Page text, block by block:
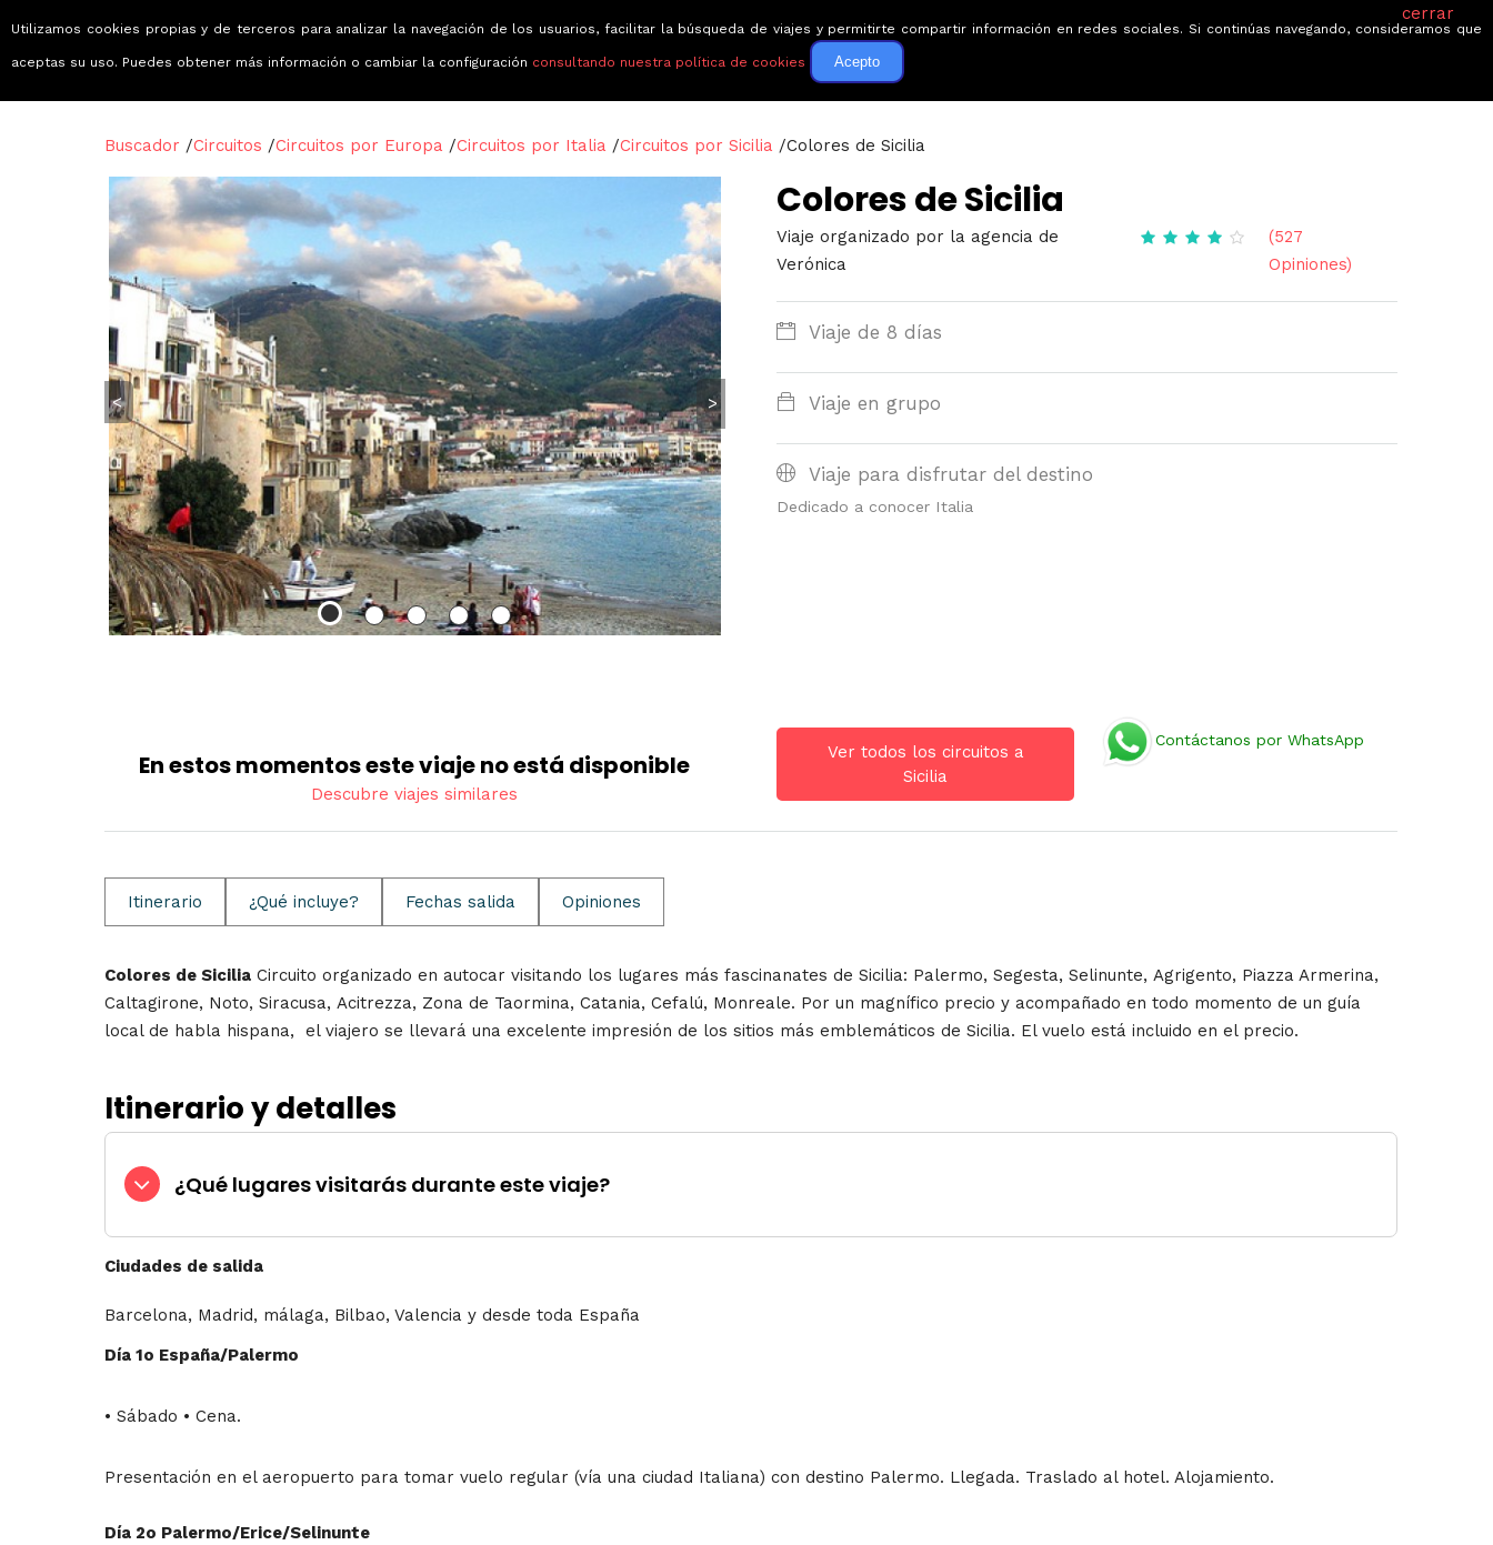
Circuitos Guías de viaje Ofertas Blog Quiénes somos
Buscador /Circuitos /Circuitos por Europa /Circuitos por Italia /Circuitos por Sicilia /Colores de Sicilia
< >
Colores de Sicilia
Viaje organizado por la agencia de
Verónica
(527
Opiniones)
Viaje de 8 días
Viaje en grupo
Viaje para disfrutar del destino
Dedicado a conocer Italia
En estos momentos este viaje no está disponible
Descubre viajes similares
Ver todos los circuitos a
Sicilia
Contáctanos por WhatsApp
Itinerario ¿Qué incluye? Fechas salida Opiniones
Colores de Sicilia Circuito organizado en autocar visitando los lugares más fascinanates de Sicilia: Palermo, Segesta, Selinunte, Agrigento, Piazza Armerina,
Caltagirone, Noto, Siracusa, Acitrezza, Zona de Taormina, Catania, Cefalú, Monreale. Por un magnífico precio y acompañado en todo momento de un guía
local de habla hispana, el viajero se llevará una excelente impresión de los sitios más emblemáticos de Sicilia. El vuelo está incluido en el precio.
Itinerario y detalles
¿Qué lugares visitarás durante este viaje?
Ciudades de salida
Barcelona, Madrid, málaga, Bilbao, Valencia y desde toda España
Día 1o España/Palermo
• Sábado • Cena.
Presentación en el aeropuerto para tomar vuelo regular (vía una ciudad Italiana) con destino Palermo. Llegada. Traslado al hotel. Alojamiento.
Día 2o Palermo/Erice/Selinunte
cerrar
Utilizamos cookies propias y de terceros para analizar la navegación de los usuarios, facilitar la búsqueda de viajes y permitirte compartir información en redes sociales. Si continúas navegando, consideramos que
aceptas su uso. Puedes obtener más información o cambiar la configuración consultando nuestra política de cookies Acepto